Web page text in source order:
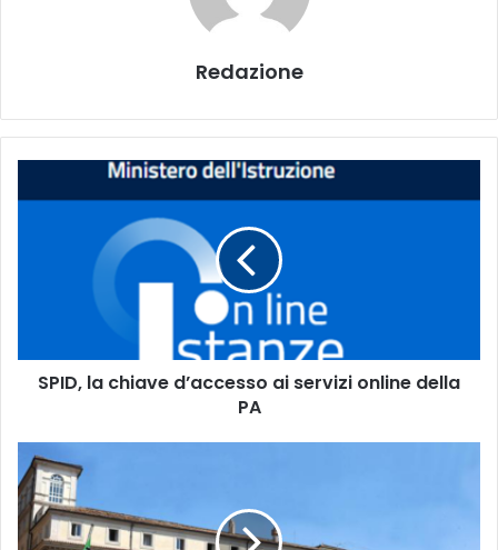
Redazione
h
d
’
a
c
SPID, la chiave d’accesso ai servizi online della
PA
i
r
m